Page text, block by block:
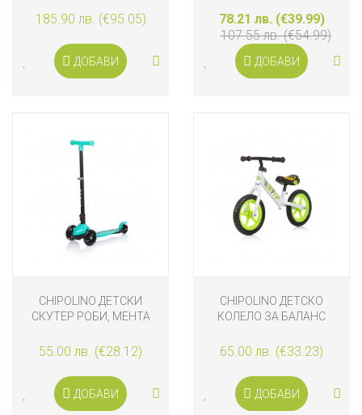
185.90 лв. (€95.05)
ДОБАВИ
78.21 лв. (€39.99)
107.55 лв. (€54.99)
ДОБАВИ
CHIPOLINO ДЕТСКИ
СКУТЕР РОБИ, МЕНТА
55.00 лв. (€28.12)
ДОБАВИ
CHIPOLINO ДЕТСКО
КОЛЕЛО ЗА БАЛАНС
65.00 лв. (€33.23)
ДОБАВИ